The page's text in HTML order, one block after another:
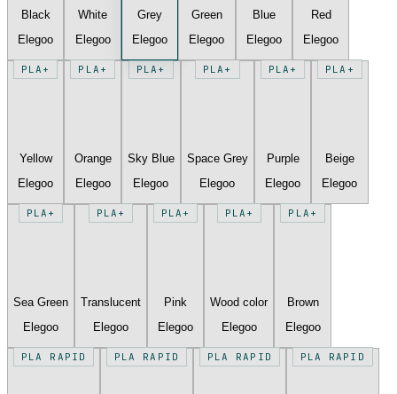
Black
Elegoo
White
Elegoo
Grey
Elegoo
Green
Elegoo
Blue
Elegoo
Red
Elegoo
PLA+
Yellow
Elegoo
PLA+
Orange
Elegoo
PLA+
Sky Blue
Elegoo
PLA+
Space Grey
Elegoo
PLA+
Purple
Elegoo
PLA+
Beige
Elegoo
PLA+
Sea Green
Elegoo
PLA+
Translucent
Elegoo
PLA+
Pink
Elegoo
PLA+
Wood color
Elegoo
PLA+
Brown
Elegoo
PLA RAPID PLA RAPID PLA RAPID PLA RAPID